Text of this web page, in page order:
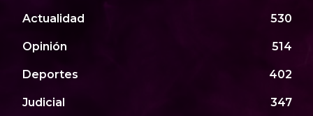
Actualidad 530
Opinión 514
Deportes 402
Judicial 347